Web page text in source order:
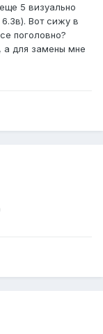
5 визуально
Вот сижу в
поголовно?
а для замены мне